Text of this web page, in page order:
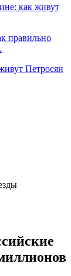
как живут
правильно
Петросян